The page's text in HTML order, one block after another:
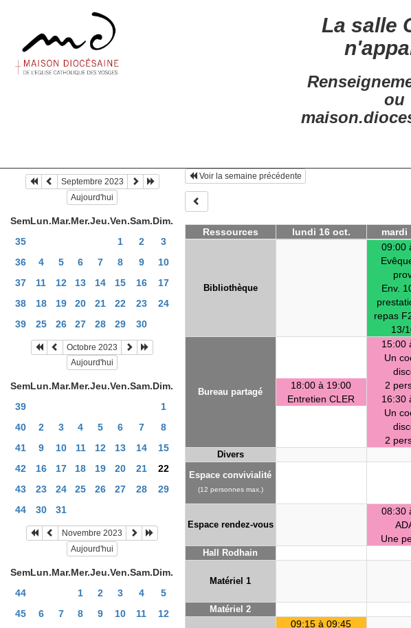
La salle
Septembre 2023
Aujourd'hui
SemLun.Mar.Mer.Jeu.Ven.Sam.Dim.
35
1 2
3
36
4 5 6 7 8 9
10
37
11 12 13 14 15 16
17
38
18 19 20 21 22 23
24
39
25 26 27 28 29 30
Octobre 2023
Aujourd'hui
SemLun.Mar.Mer.Jeu.Ven.Sam.Dim.
39
1
40
2 3 4 5 6 7
8
41
9 10 11 12 13 14
15
42
16 17 18 19 20 21
22
43
23 24 25 26 27 28
29
44
30 31
Novembre 2023
Aujourd'hui
SemLun.Mar.Mer.Jeu.Ven.Sam.Dim.
44
1 2 3 4
5
45
6 7 8 9 10 11
12
Voir la semaine précédente
Ressources lundi 16 oct. mardi
Bibliothèque
09:00
Env.
repas
13/
Bureau partagé
18:00 à 19:00
Entretien CLER
15:00
Un
2
16:30
Un
2
Divers
Espace convivialité
(12 personnes max.)
Espace rendez-vous
08:30
Une
Hall Rodhain
Matériel 1
Matériel 2
09:15 à 09:45